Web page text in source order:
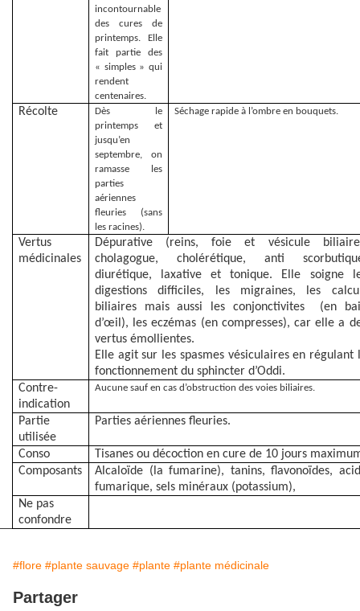
incontournable
des cures de
printemps. Elle
fait partie des
« simples » qui
rendent
centenaires.
Récolte
Dès le
printemps et
jusqu’en
septembre, on
ramasse les
parties
aériennes
fleuries (sans
les racines).
Séchage rapide à l’ombre en bouquets.
Vertus
médicinales
Dépurative (reins, foie et vésicule
cholagogue, cholérétique, anti
diurétique, laxative et tonique. Elle soigne
digestions difficiles, les migraines, les
biliaires mais aussi les conjonctivites
(en
d’œil), les eczémas (en compresses), car elle a
vertus émollientes.
Elle agit sur les spasmes vésiculaires en régulant
fonctionnement du sphincter d’Oddi.
Contre-
indication
Aucune sauf en cas d’obstruction des voies biliaires.
Partie
utilisée
Parties aériennes fleuries.
Conso
Tisanes ou décoction en cure de 10 jours
Composants
Alcaloïde (la fumarine), tanins, flavonoïdes,
fumarique, sels minéraux (potassium),
Ne pas
confondre
#flore #plante sauvage #plante #plante médicinale
Partager